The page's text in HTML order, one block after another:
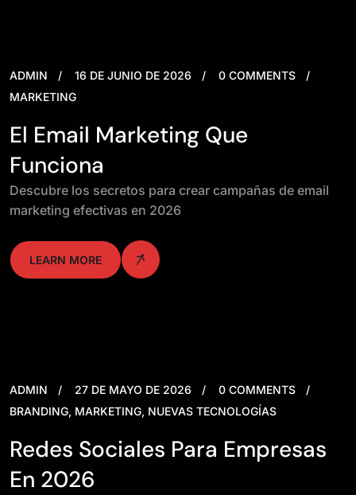
ADMIN 16 DE JUNIO DE 2026
0 COMMENTS
MARKETING
El Email Marketing Que
Funciona
Descubre los secretos para crear campañas de email
marketing efectivas en 2026
LEARN MORE
ADMIN 27 DE MAYO DE 2026
0 COMMENTS
BRANDING, MARKETING, NUEVAS TECNOLOGÍAS
Redes Sociales Para Empresas
En 2026